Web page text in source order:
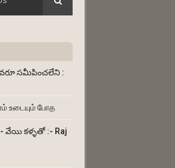
సమీపించలేని :
உடையும் போத
- వేయి కళ్ళతో :- Raj